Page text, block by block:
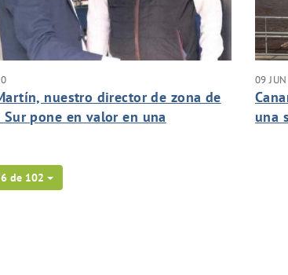
nuestro director de zona de
Sur pone en valor en una
para que nadie en esta crisis se
09
una
de 102